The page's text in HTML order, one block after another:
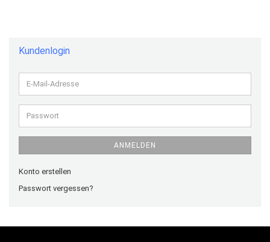
Kundenlogin
E-
Mail-
Adresse
Passwort
ANMELDEN
Konto erstellen
Passwort vergessen?